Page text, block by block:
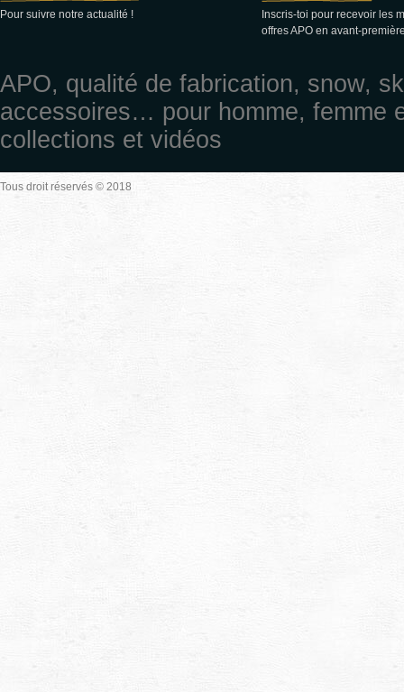
Pour suivre notre actualité !
Inscris-toi pour recevoir les
offres APO en avant-
APO, qualité de fabrication, snow,
accessoires… pour homme, femme
collections et vidéos
Tous droit réservés © 2018